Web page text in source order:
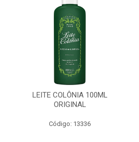
LEITE COLÔNIA 100ML
ORIGINAL
Código: 13336